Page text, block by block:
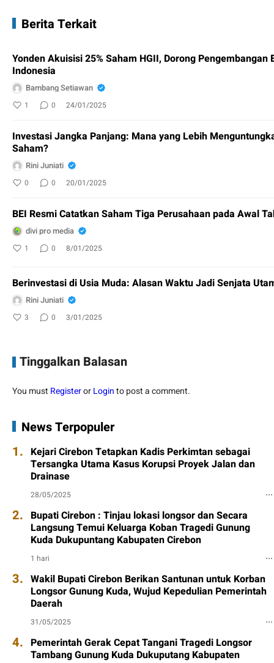
Berita Terkait
Yonden Akuisisi 25% Saham HGII, Dorong Pengembangan
Indonesia
Bambang Setiawan
1 0 24/01/2025
Investasi Jangka Panjang: Mana yang Lebih
Saham?
Rini Juniati
0 0 20/01/2025
BEI Resmi Catatkan Saham Tiga Perusahaan pada Awal
divi pro media
1 0 8/01/2025
Berinvestasi di Usia Muda: Alasan Waktu Jadi Senjata
Rini Juniati
3 0 3/01/2025
Tinggalkan Balasan
You must RegisterorLoginto post a comment.
News Terpopuler
1. Kejari Cirebon Tetapkan Kadis Perkimtan sebagai
Tersangka Utama Kasus Korupsi Proyek Jalan dan
Drainase
28/05/2025
2. Bupati Cirebon : Tinjau lokasi longsor dan Secara
Langsung Temui Keluarga Koban Tragedi Gunung
Kuda Dukupuntang Kabupaten Cirebon
1 hari
3. Wakil Bupati Cirebon Berikan Santunan untuk Korban
Longsor Gunung Kuda, Wujud Kepedulian Pemerintah
Daerah
31/05/2025
4. Pemerintah Gerak Cepat Tangani Tragedi Longsor
Tambang Gunung Kuda Dukuputang Kabupaten